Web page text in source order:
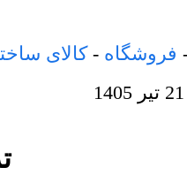
فروشگاه -کالای
21 تیر 1405